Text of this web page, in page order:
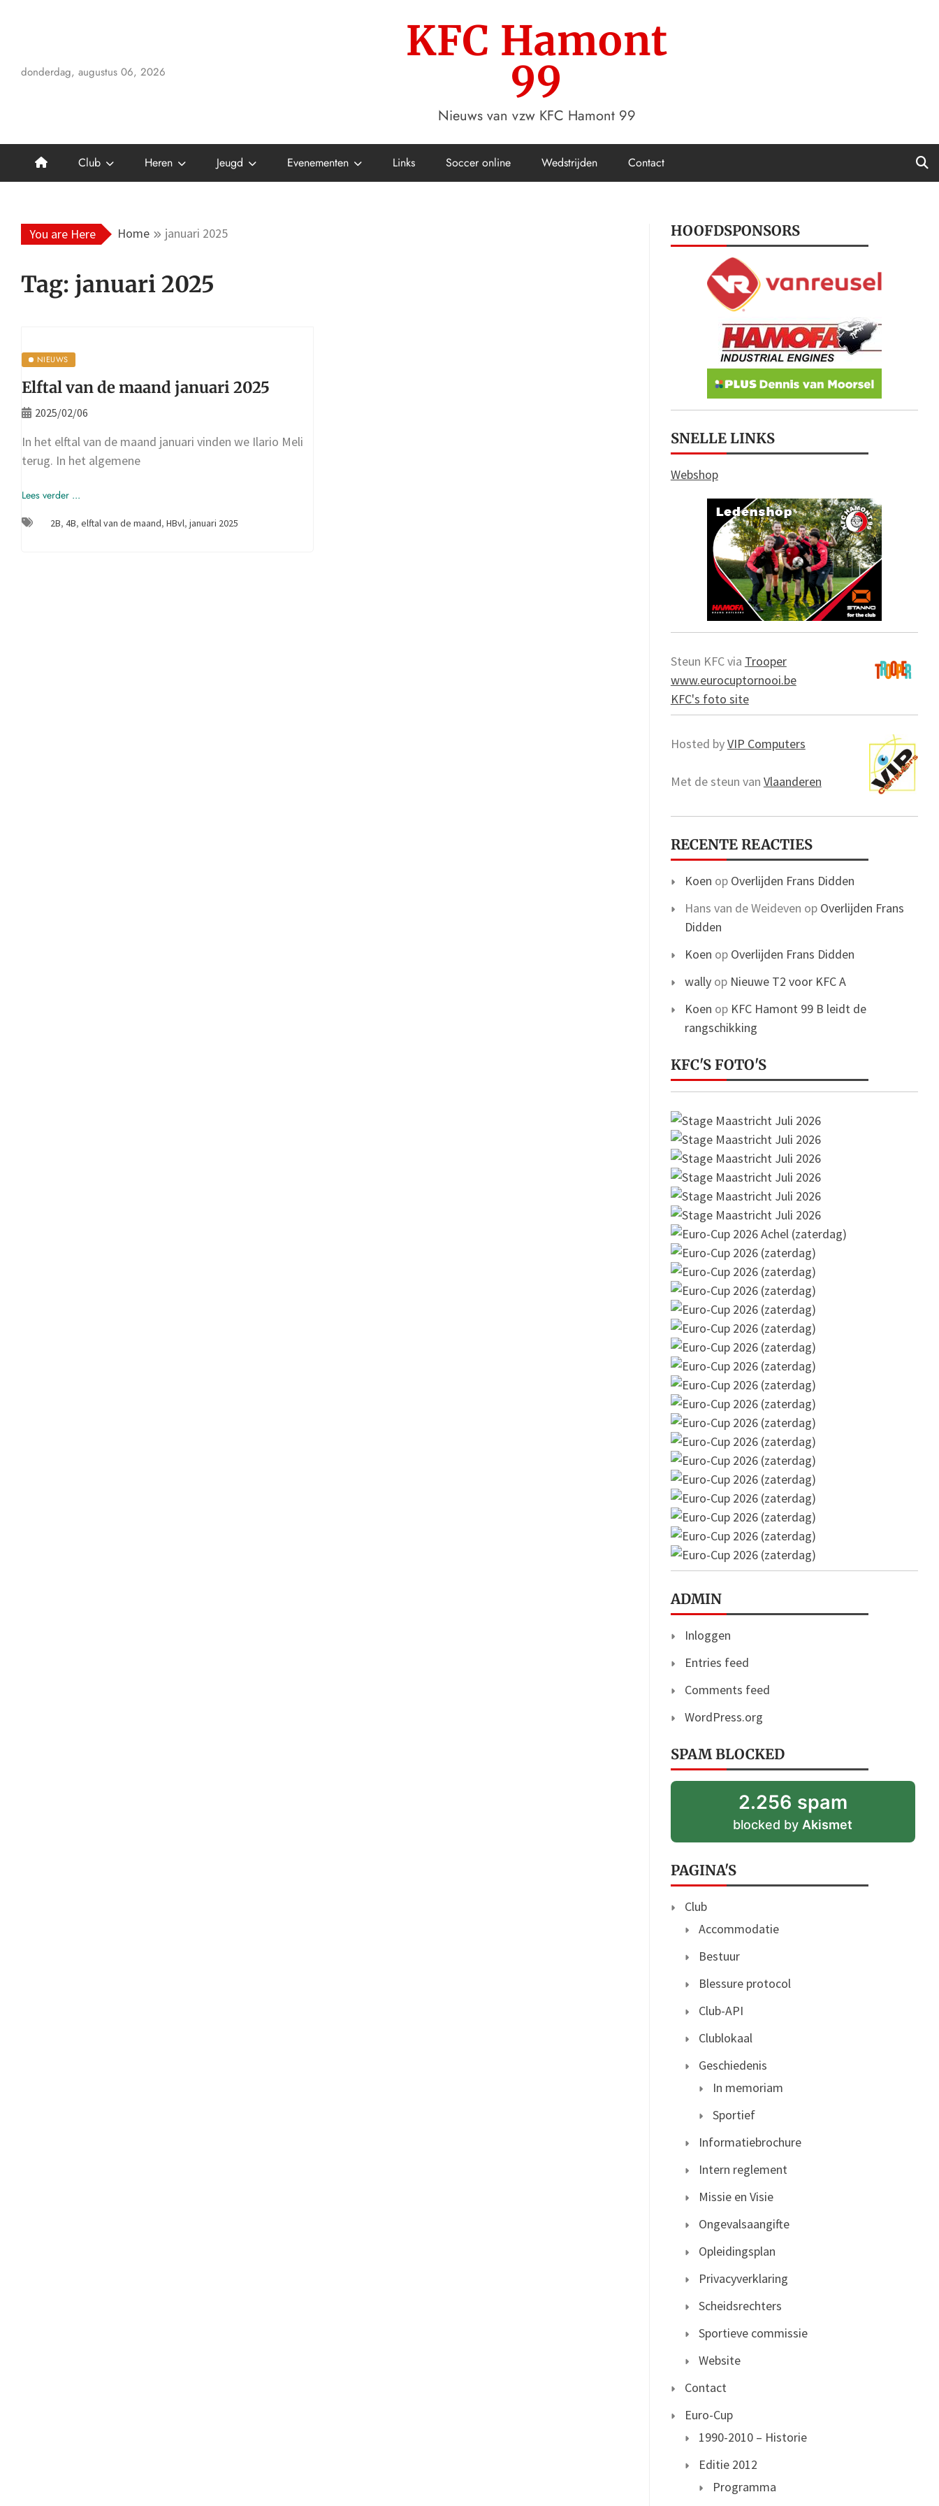
donderdag, augustus 06, 2026
KFC Hamont
99
Nieuws van vzw KFC Hamont 99
Club Heren Jeugd Evenementen Links Soccer online Wedstrijden Contact
You are Here Home januari 2025
Tag: januari 2025
NIEUWS
Elftal van de maand januari 2025
2025/02/06
In het elftal van de maand januari vinden we Ilario Meli
terug. In het algemene
Lees verder ...
2B, 4B, elftal van de maand, HBvl, januari 2025
HOOFDSPONSORS
SNELLE LINKS
Webshop
Steun KFC via Trooper
www.eurocuptornooi.be
KFC's foto site
Hosted byVIP Computers
Met de steun van Vlaanderen
RECENTE REACTIES
Koen op Overlijden Frans Didden
Hans van de Weideven op Overlijden Frans
Didden
Koen op Overlijden Frans Didden
wallyop Nieuwe T2 voor KFC A
Koen op KFC Hamont 99 B leidt de
rangschikking
KFC'S FOTO'S
ADMIN
Inloggen
Entries feed
Comments feed
WordPress.org
SPAM BLOCKED
2.256 spam
blocked byAkismet
PAGINA'S
Club
Accommodatie
Bestuur
Blessure protocol
Club-API
Clublokaal
Geschiedenis
In memoriam
Sportief
Informatiebrochure
Intern reglement
Missie en Visie
Ongevalsaangifte
Opleidingsplan
Privacyverklaring
Scheidsrechters
Sportieve commissie
Website
Contact
Euro-Cup
1990-2010 – Historie
Editie 2012
Programma